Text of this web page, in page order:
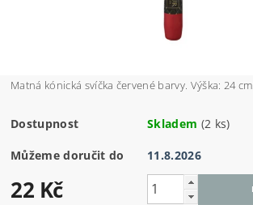
Matná kónická svíčka červené barvy. Výška: 24 cm.
Dostupnost Skladem (2 ks)
Můžeme doručit do 11.8.2026
22 Kč